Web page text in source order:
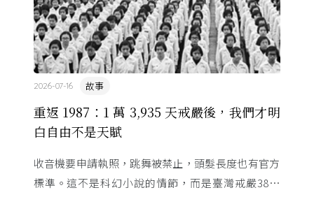
重返 1987：1 萬 3,935 天戒嚴後，我們才明
白自由不是天賦
故事
2026-07-16
收音機要申請執照，跳舞被禁止，頭髮長度也有官方
標準。這不是科幻小說的情節，而是臺灣戒嚴38年